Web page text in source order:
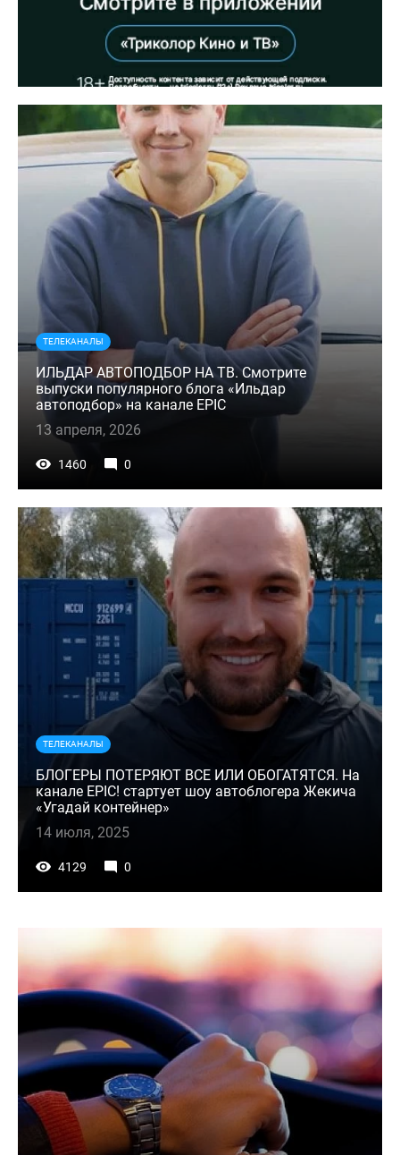
ТЕЛЕКАНАЛЫ
ИЛЬДАР АВТОПОДБОР НА ТВ. Смотрите
выпуски популярного блога «Ильдар
автоподбор» на канале EPIC
13 апреля, 2026
1460 0
ТЕЛЕКАНАЛЫ
БЛОГЕРЫ ПОТЕРЯЮТ ВСЕ ИЛИ ОБОГАТЯТСЯ. На
канале EPIC! cтартует шоу автоблогера Жекича
«Угадай контейнер»
14 июля, 2025
4129 0